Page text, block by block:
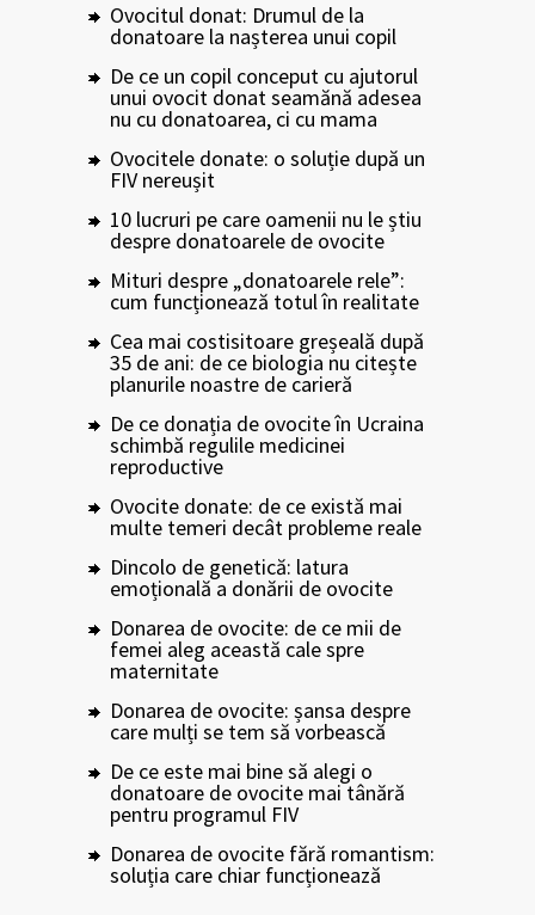
Ovocitul donat: Drumul de la
donatoare la nașterea unui copil
De ce un copil conceput cu ajutorul
unui ovocit donat seamănă adesea
nu cu donatoarea, ci cu mama
Ovocitele donate: o soluție după un
FIV nereușit
10 lucruri pe care oamenii nu le știu
despre donatoarele de ovocite
Mituri despre „donatoarele rele”:
cum funcționează totul în realitate
Cea mai costisitoare greșeală după
35 de ani: de ce biologia nu citește
planurile noastre de carieră
De ce donația de ovocite în Ucraina
schimbă regulile medicinei
reproductive
Ovocite donate: de ce există mai
multe temeri decât probleme reale
Dincolo de genetică: latura
emoțională a donării de ovocite
Donarea de ovocite: de ce mii de
femei aleg această cale spre
maternitate
Donarea de ovocite: șansa despre
care mulți se tem să vorbească
De ce este mai bine să alegi o
donatoare de ovocite mai tânără
pentru programul FIV
Donarea de ovocite fără romantism:
soluția care chiar funcționează